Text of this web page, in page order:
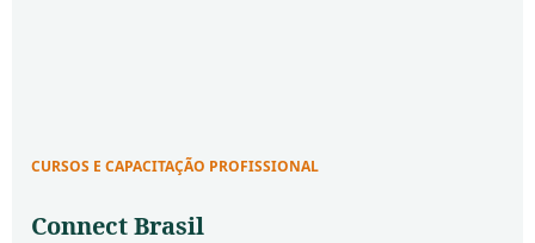
CURSOS E CAPACITAÇÃO PROFISSIONAL
Connect Brasil